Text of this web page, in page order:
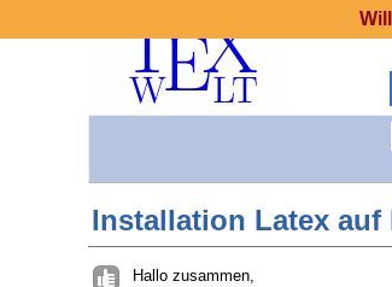
Installation Latex auf
Hallo zusammen,